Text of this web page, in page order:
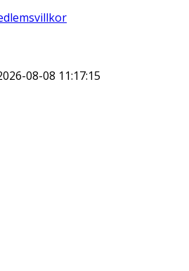
08-08 11:17:15